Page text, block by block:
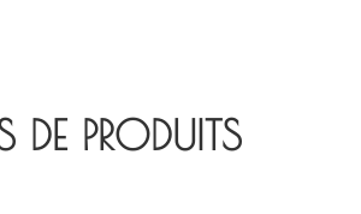
DE PRODUITS